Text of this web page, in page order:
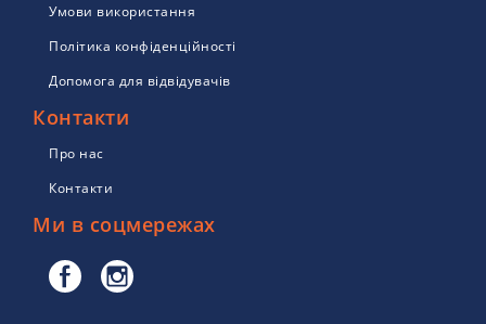
Умови використання
Політика конфіденційності
Допомога для відвідувачів
Контакти
Про нас
Контакти
Ми в соцмережах